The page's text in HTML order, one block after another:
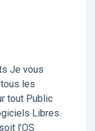
Je vous
les
tout Public
Libres.
l’OS